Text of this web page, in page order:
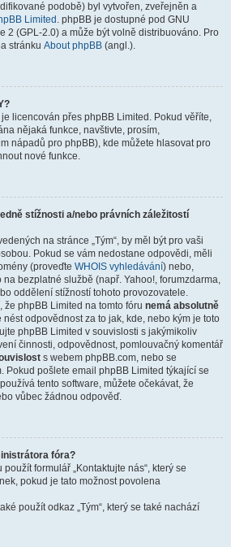
podobě) byl vytvořen, zveřejněn a
Limited . phpBB je dostupné pod GNU
2 (GPL-2.0) a může být volně distribuováno. Pro
stránku About phpBB (angl.).
licencován přes phpBB Limited. Pokud věříte,
nějaká funkce, navštivte, prosím,
nápadů pro phpBB), kde můžete hlasovat pro
nové funkce.
stížnosti a/nebo právních záležitostí
na stránce „Tým“, by měl být pro vaši
Pokud se vám nedostane odpovědi, měli
(proveďte WHOIS vyhledávání) nebo,
bezplatné službě (např. Yahoo!, forumzdarma,
oddělení stížností tohoto provozovatele.
že phpBB Limited na tomto fóru nemá absolutně
nést odpovědnost za to jak, kde, nebo kým je toto
phpBB Limited v souvislosti s jakýmikoliv
činnosti, odpovědnost, pomlouvačný komentář
s webem phpBB.com, nebo se
Pokud pošlete email phpBB Limited týkající se
tento software, můžete očekávat, že
vůbec žádnou odpověď.
fóra?
formulář „Kontaktujte nás“, který se
pokud je tato možnost povolena
použít odkaz „Tým“, který se také nachází